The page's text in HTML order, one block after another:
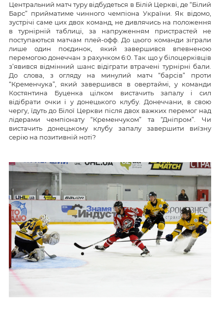
Центральний матч туру відбудеться в Білій Церкві, де “Білий
Барс” прийматиме чинного чемпіона України. Як відомо,
зустрічі саме цих двох команд, не дивлячись на положення
в турнірній таблиці, за напруженням пристрастей не
поступаються матчам плей-офф. До цього команди зіграли
лише один поєдинок, який завершився впевненою
перемогою донеччан з рахунком 6:0. Так що у білоцерківців
з’явився відмінний шанс відіграти втрачені турнірні бали.
До слова, з огляду на минулий матч “барсів” проти
“Кременчука”, який завершився в овертаймі, у команди
Костянтина Буценка цілком вистачить запалу і сил
відібрати очки і у донецького клубу. Донеччани, в свою
чергу, їдуть до Білої Церкви після двох важких перемог над
лідерами чемпіонату “Кременчуком” та “Дніпром”. Чи
вистачить донецькому клубу запалу завершити виїзну
серію на позитивній ноті?